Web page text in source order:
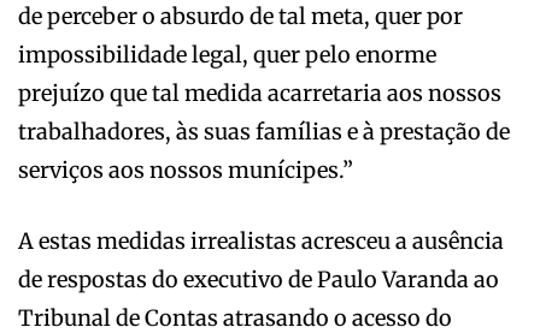
de perceber o absurdo de tal meta, quer por
impossibilidade legal, quer pelo enorme
prejuízo que tal medida acarretaria aos nossos
trabalhadores, às suas famílias e à prestação de
serviços aos nossos munícipes.”
A estas medidas irrealistas acresceu a ausência
de respostas do executivo de Paulo Varanda ao
Tribunal de Contas atrasando o acesso do